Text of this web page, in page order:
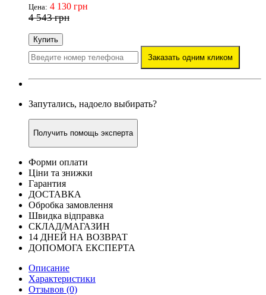
Цена: 4 130 грн
4 543 грн
Купить
Заказать одним кликом
Запутались, надоело выбирать?
Получить помощь эксперта
Форми оплати
Ціни та знижки
Гарантия
ДОСТАВКА
Обробка замовлення
Швидка відправка
СКЛАД/МАГАЗИН
14 ДНЕЙ НА ВОЗВРАТ
ДОПОМОГА ЕКСПЕРТА
Описание
Характеристики
Отзывов (0)